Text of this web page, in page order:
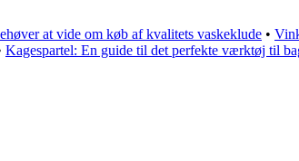
at vide om køb af kvalitets vaskeklude •
Kagespartel: En guide til det perfekte værktøj til